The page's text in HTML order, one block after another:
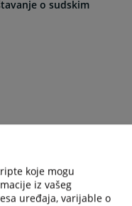
o sudskim
sudske nagodbe -
koje mogu
iz vašeg
uređaja, varijable o